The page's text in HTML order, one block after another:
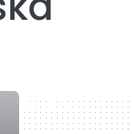
300 x 600